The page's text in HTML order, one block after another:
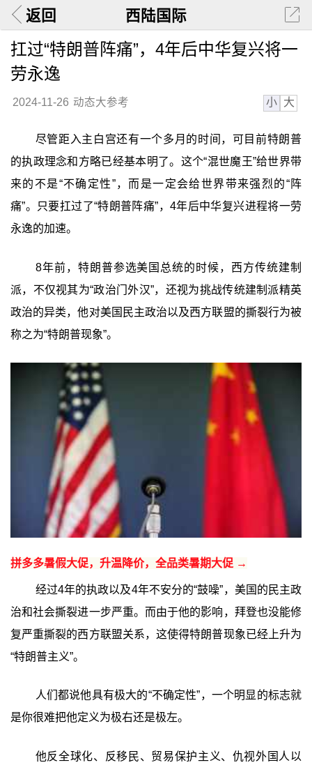
返回 西陆国际
扛过“特朗普阵痛”，4年后中华复兴将一
劳永逸
2024-11-26 动态大参考 小 大
尽管距入主白宫还有一个多月的时间，可目前特朗普
的执政理念和方略已经基本明了。这个“混世魔王”给世界带
来的不是“不确定性”，而是一定会给世界带来强烈的“阵
痛”。只要扛过了“特朗普阵痛”，4年后中华复兴进程将一劳
永逸的加速。
8年前，特朗普参选美国总统的时候，西方传统建制
派，不仅视其为“政治门外汉”，还视为挑战传统建制派精英
政治的异类，他对美国民主政治以及西方联盟的撕裂行为被
称之为“特朗普现象”。
拼多多暑假大促，升温降价，全品类暑期大促 →
经过4年的执政以及4年不安分的“鼓噪”，美国的民主政
治和社会撕裂进一步严重。而由于他的影响，拜登也没能修
复严重撕裂的西方联盟关系，这使得特朗普现象已经上升为
“特朗普主义”。
人们都说他具有极大的“不确定性”，一个明显的标志就
是你很难把他定义为极右还是极左。
他反全球化、反移民、贸易保护主义、仇视外国人以